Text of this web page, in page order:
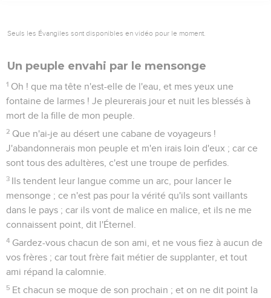
Seuls les Évangiles sont disponibles en vidéo pour le moment.
Un peuple envahi par le mensonge
1 Oh ! que ma tête n'est-elle de l'eau, et mes yeux une
fontaine de larmes ! Je pleurerais jour et nuit les blessés à
mort de la fille de mon peuple.
2 Que n'ai-je au désert une cabane de voyageurs !
J'abandonnerais mon peuple et m'en irais loin d'eux ; car ce
sont tous des adultères, c'est une troupe de perfides.
3 Ils tendent leur langue comme un arc, pour lancer le
mensonge ; ce n'est pas pour la vérité qu'ils sont vaillants
dans le pays ; car ils vont de malice en malice, et ils ne me
connaissent point, dit l'Éternel.
4 Gardez-vous chacun de son ami, et ne vous fiez à aucun de
vos frères ; car tout frère fait métier de supplanter, et tout
ami répand la calomnie.
5 Et chacun se moque de son prochain ; et on ne dit point la